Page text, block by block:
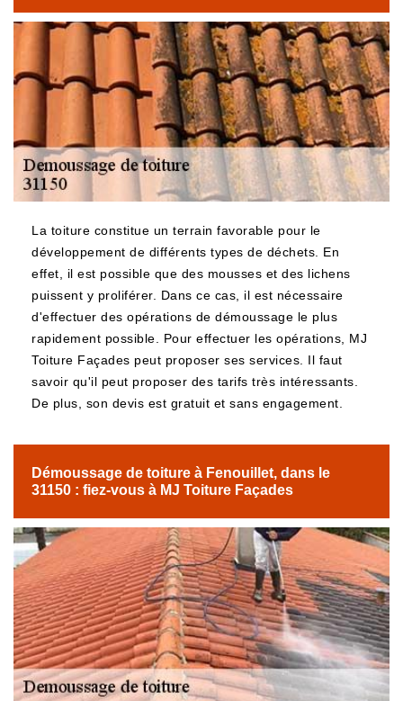
La toiture constitue un terrain favorable pour le
développement de différents types de déchets. En
effet, il est possible que des mousses et des lichens
puissent y proliférer. Dans ce cas, il est nécessaire
d'effectuer des opérations de démoussage le plus
rapidement possible. Pour effectuer les opérations, MJ
Toiture Façades peut proposer ses services. Il faut
savoir qu'il peut proposer des tarifs très intéressants.
De plus, son devis est gratuit et sans engagement.
Démoussage de toiture à Fenouillet, dans le
31150 : fiez-vous à MJ Toiture Façades